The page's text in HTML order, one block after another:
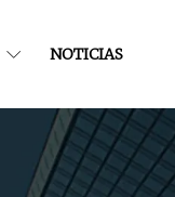
NOTICIAS